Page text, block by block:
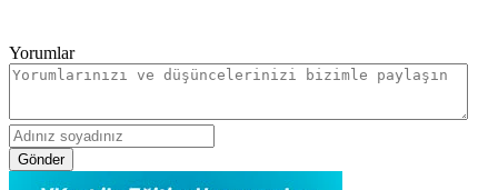
Yorumlar
Gönder